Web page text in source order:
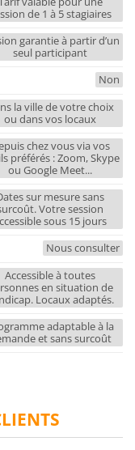
de 1 à 5 stagiaires
garantie à partir d’un
seul participant
Non
la ville de votre choix
ou dans vos locaux
chez vous via vos
préférés : Zoom, Skype
ou Google Meet...
sur mesure sans
Votre session
sous 15 jours
Nous consulter
Accessible à toutes
en situation de
Locaux adaptés.
adaptable à la
et sans surcoût